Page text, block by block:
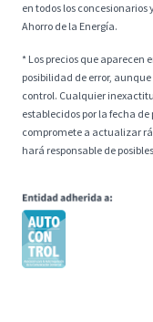
en todos los
Ahorro de la Energía.
* Los precios que aparecen
posibilidad de error,
control. Cualquier
establecidos por la fecha
compromete a actualizar
hará responsable de